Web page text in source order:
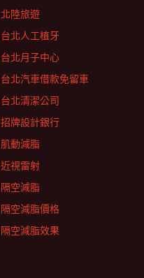
北陸旅遊
台北人工植牙
台北月子中心
台北汽車借款免留車
台北清潔公司
招牌設計銀行
肌動減脂
近視雷射
隔空減脂
隔空減脂價格
隔空減脂效果